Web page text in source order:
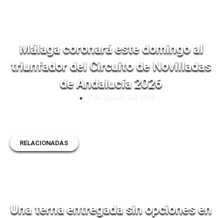
Málaga coronará este domingo al
triunfador del Circuito de Novilladas
de Andalucía 2026
RELACIONADAS
Una terna entregada sin opciones en